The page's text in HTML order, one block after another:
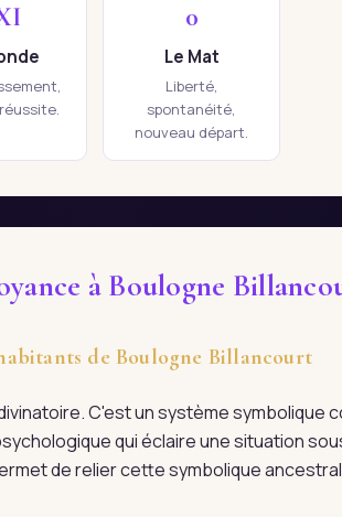
0
Le Mat
Liberté,
spontanéité,
nouveau départ.
à Boulogne
de Boulogne Billancourt
C'est un système symbolique
qui éclaire une situation
de relier cette symbolique